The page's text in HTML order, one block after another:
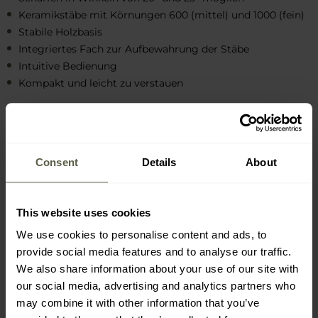
Consent Details About
This website uses cookies
We use cookies to personalise content and ads, to
provide social media features and to analyse our traffic.
We also share information about your use of our site with
our social media, advertising and analytics partners who
may combine it with other information that you’ve
Keramikstäbe mit Körnungen 600 (mittel) und 1000 (fein)
Stabile Holzbasis
Integriertes Fach zur Aufbewahrung der Stäbe
Intuitive Bedienung
Kompakt und leicht zu verstauen